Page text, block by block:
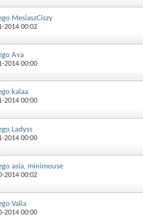
MesiaszCiszy
2014 00:02
Ava
2014 00:00
kalaa
2014 00:00
Ladyss
2014 00:00
asia, minimouse
2014 00:02
Valia
2014 00:00